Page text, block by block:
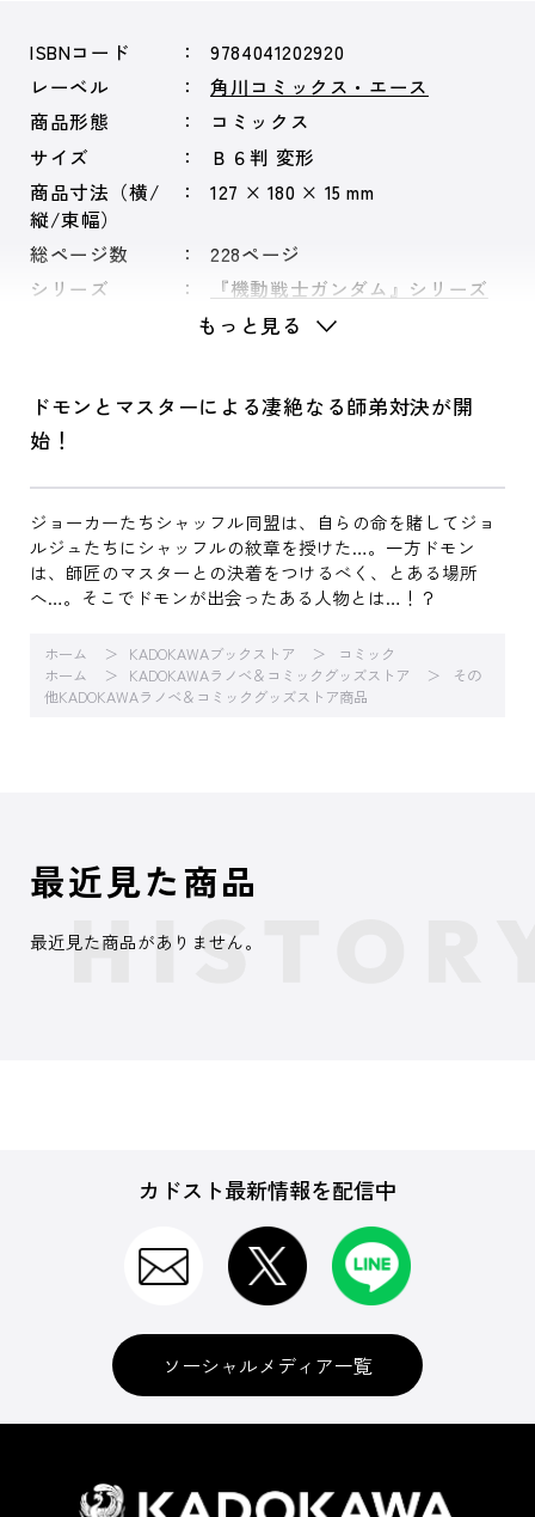
ISBNコード
9784041202920
レーベル
角川コミックス・エース
商品形態
コミックス
サイズ
Ｂ６判 変形
商品寸法（横/
縦/束幅）
127 × 180 × 15 mm
総ページ数
228ページ
シリーズ
『機動戦士ガンダム』シリーズ
もっと見る
ドモンとマスターによる凄絶なる師弟対決が開
始！
ジョーカーたちシャッフル同盟は、自らの命を賭してジョ
ルジュたちにシャッフルの紋章を授けた…。一方ドモン
は、師匠のマスターとの決着をつけるべく、とある場所
へ…。そこでドモンが出会ったある人物とは…！？
ホーム KADOKAWAブックストア
コミック
ホーム
KADOKAWAラノベ＆コミックグッズストア
その
他KADOKAWAラノベ＆コミックグッズストア商品
最近見た商品
最近見た商品がありません。
カドスト最新情報を配信中
ソーシャルメディア一覧